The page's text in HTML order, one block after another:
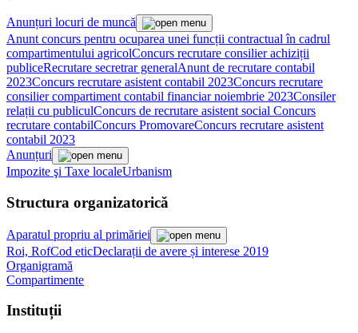
Anunțuri locuri de muncă
Anunt concurs pentru ocuparea unei funcții contractual în cadrul
compartimentului agricolConcurs recrutare consilier achiziții
publiceRecrutare secretrar generalAnunt de recrutare contabil
2023Concurs recrutare asistent contabil 2023Concurs recrutare
consilier compartiment contabil financiar noiembrie 2023Consiler
relații cu publiculConcurs de recrutare asistent social Concurs
recrutare contabilConcurs PromovareConcurs recrutare asistent
contabil 2023
Anunțuri
Impozite şi Taxe localeUrbanism
Structura organizatorică
Aparatul propriu al primăriei
Roi, RofCod eticDeclarații de avere și interese 2019
Organigramă
Compartimente
Instituții